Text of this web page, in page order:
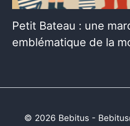
Petit Bateau : une
emblématique de la
© 2026 Bebitus -